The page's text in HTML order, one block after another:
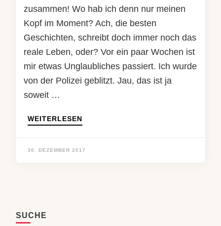
zusammen! Wo hab ich denn nur meinen
Kopf im Moment? Ach, die besten
Geschichten, schreibt doch immer noch das
reale Leben, oder? Vor ein paar Wochen ist
mir etwas Unglaubliches passiert. Ich wurde
von der Polizei geblitzt. Jau, das ist ja
soweit …
WEITERLESEN
30. DEZEMBER 2017
SUCHE